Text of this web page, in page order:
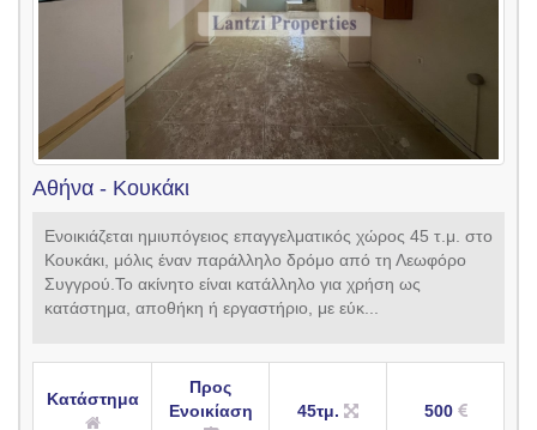
Αθήνα - Κουκάκι
Ενοικιάζεται ημιυπόγειος επαγγελματικός χώρος 45 τ.μ. στο
Κουκάκι, μόλις έναν παράλληλο δρόμο από τη Λεωφόρο
Συγγρού.Το ακίνητο είναι κατάλληλο για χρήση ως
κατάστημα, αποθήκη ή εργαστήριο, με εύκ...
Κατάστημα
Προς
Ενοικίαση
45τμ. 500